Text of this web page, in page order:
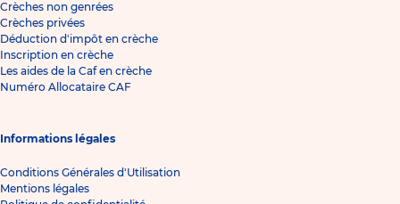
Crèches non genrées
Crèches privées
Déduction d'impôt en crèche
Inscription en crèche
Les aides de la Caf en crèche
Numéro Allocataire CAF
Informations légales
Conditions Générales d'Utilisation
Mentions légales